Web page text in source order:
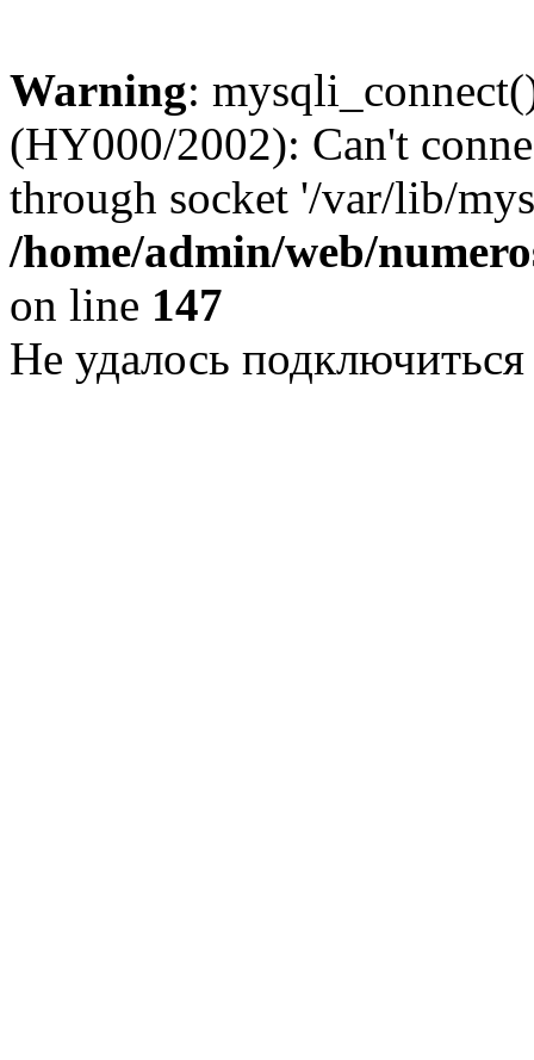
Warning:
(HY000/2002): Can't
through socket '/var/lib/
/home/admin/web/
on line 147
Не удалось